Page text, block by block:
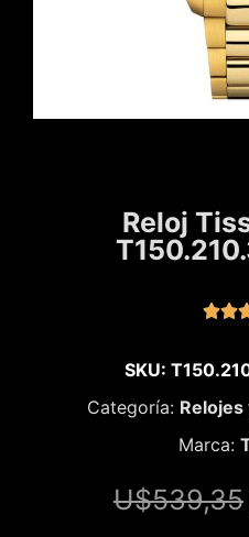
Reloj

SKU:
Categoría: Relojes
Marca:
U$539,35